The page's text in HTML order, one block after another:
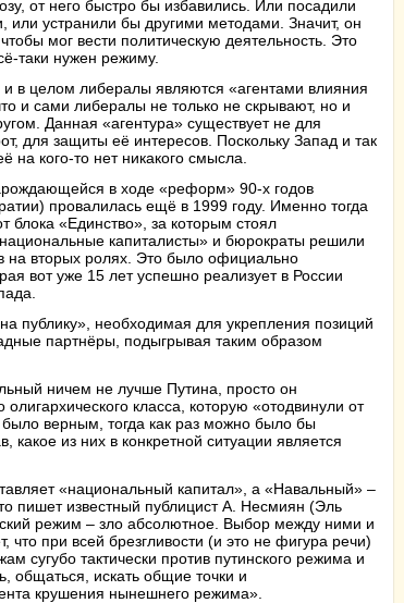
от него быстро бы избавились. Или посадили
устранили бы другими методами. Значит, он
мог вести политическую деятельность. Это
таки нужен режиму.
в целом либералы являются «агентами влияния
и сами либералы не только не скрывают, но и
Данная «агентура» существует не для
для защиты её интересов. Поскольку Запад и так
на кого-то нет никакого смысла.
в ходе «реформ» 90-х годов
провалилась ещё в 1999 году. Именно тогда
блока «Единство», за которым стоял
капиталисты» и бюрократы решили
на вторых ролях. Это было официально
вот уже 15 лет успешно реализует в России
публику», необходимая для укрепления позиций
партнёры, подыгрывая таким образом
ничем не лучше Путина, просто он
класса, которую «отодвинули от
верным, тогда как раз можно было бы
из них в конкретной ситуации является
«национальный капитал», а «Навальный» –
пишет известный публицист А. Несмиян (Эль
режим – зло абсолютное. Выбор между ними и
что при всей брезгливости (и это не фигура речи)
сугубо тактически против путинского режима и
общаться, искать общие точки и
крушения нынешнего режима».